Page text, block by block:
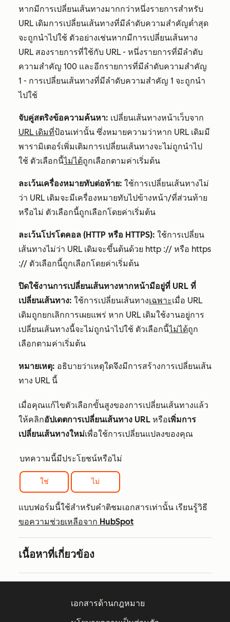
หากมีการเปลี่ยนเส้นทางมากกว่าหนึ่งรายการสำหรับ
URL เดิมการเปลี่ยนเส้นทางที่มีลำดับความสำคัญต่ำสุด
จะถูกนำไปใช้ ตัวอย่างเช่นหากมีการเปลี่ยนเส้นทาง
URL สองรายการที่ใช้กับ URL - หนึ่งรายการที่มีลำดับ
ความสำคัญ 100 และอีกรายการที่มีลำดับความสำคัญ
1 - การเปลี่ยนเส้นทางที่มีลำดับความสำคัญ 1 จะถูกนำ
ไปใช้
จับคู่สตริงข้อความค้นหา: เปลี่ยนเส้นทางหน้าเว็บจาก
URL เดิมที่ป้อนเท่านั้น ซึ่งหมายความว่าหาก URL เดิมมี
พารามิเตอร์เพิ่มเติมการเปลี่ยนเส้นทางจะไม่ถูกนำไป
ใช้ ตัวเลือกนี้ไม่ได้ถูกเลือกตามค่าเริ่มต้น
ละเว้นเครื่องหมายทับต่อท้าย: ใช้การเปลี่ยนเส้นทางไม่
ว่า URL เดิมจะมีเครื่องหมายทับไปข้างหน้า/ที่ส่วนท้าย
หรือไม่ ตัวเลือกนี้ถูกเลือกโดยค่าเริ่มต้น
ละเว้นโปรโตคอล (HTTP หรือ HTTPS): ใช้การเปลี่ยน
เส้นทางไม่ว่า URL เดิมจะขึ้นต้นด้วย http :// หรือ https
:// ตัวเลือกนี้ถูกเลือกโดยค่าเริ่มต้น
ปิดใช้งานการเปลี่ยนเส้นทางหากหน้ามีอยู่ที่ URL ที่
เปลี่ยนเส้นทาง: ใช้การเปลี่ยนเส้นทางเฉพาะเมื่อ URL
เดิมถูกยกเลิกการเผยแพร่ หาก URL เดิมใช้งานอยู่การ
เปลี่ยนเส้นทางนี้จะไม่ถูกนำไปใช้ ตัวเลือกนี้ไม่ได้ถูก
เลือกตามค่าเริ่มต้น
หมายเหตุ: อธิบายว่าเหตุใดจึงมีการสร้างการเปลี่ยนเส้น
ทาง URL นี้
เมื่อคุณแก้ไขตัวเลือกขั้นสูงของการเปลี่ยนเส้นทางแล้ว
ให้คลิกอัปเดตการเปลี่ยนเส้นทาง URL หรือเพิ่มการ
เปลี่ยนเส้นทางใหม่เพื่อใช้การเปลี่ยนแปลงของคุณ
บทความนี้มีประโยชน์หรือไม่
ใช่ ไม่
แบบฟอร์มนี้ใช้สำหรับคำติชมเอกสารเท่านั้น เรียนรู้วิธี
ขอความช่วยเหลือจาก HubSpot
เนื้อหาที่เกี่ยวข้อง
เอกสารด้านกฎหมาย